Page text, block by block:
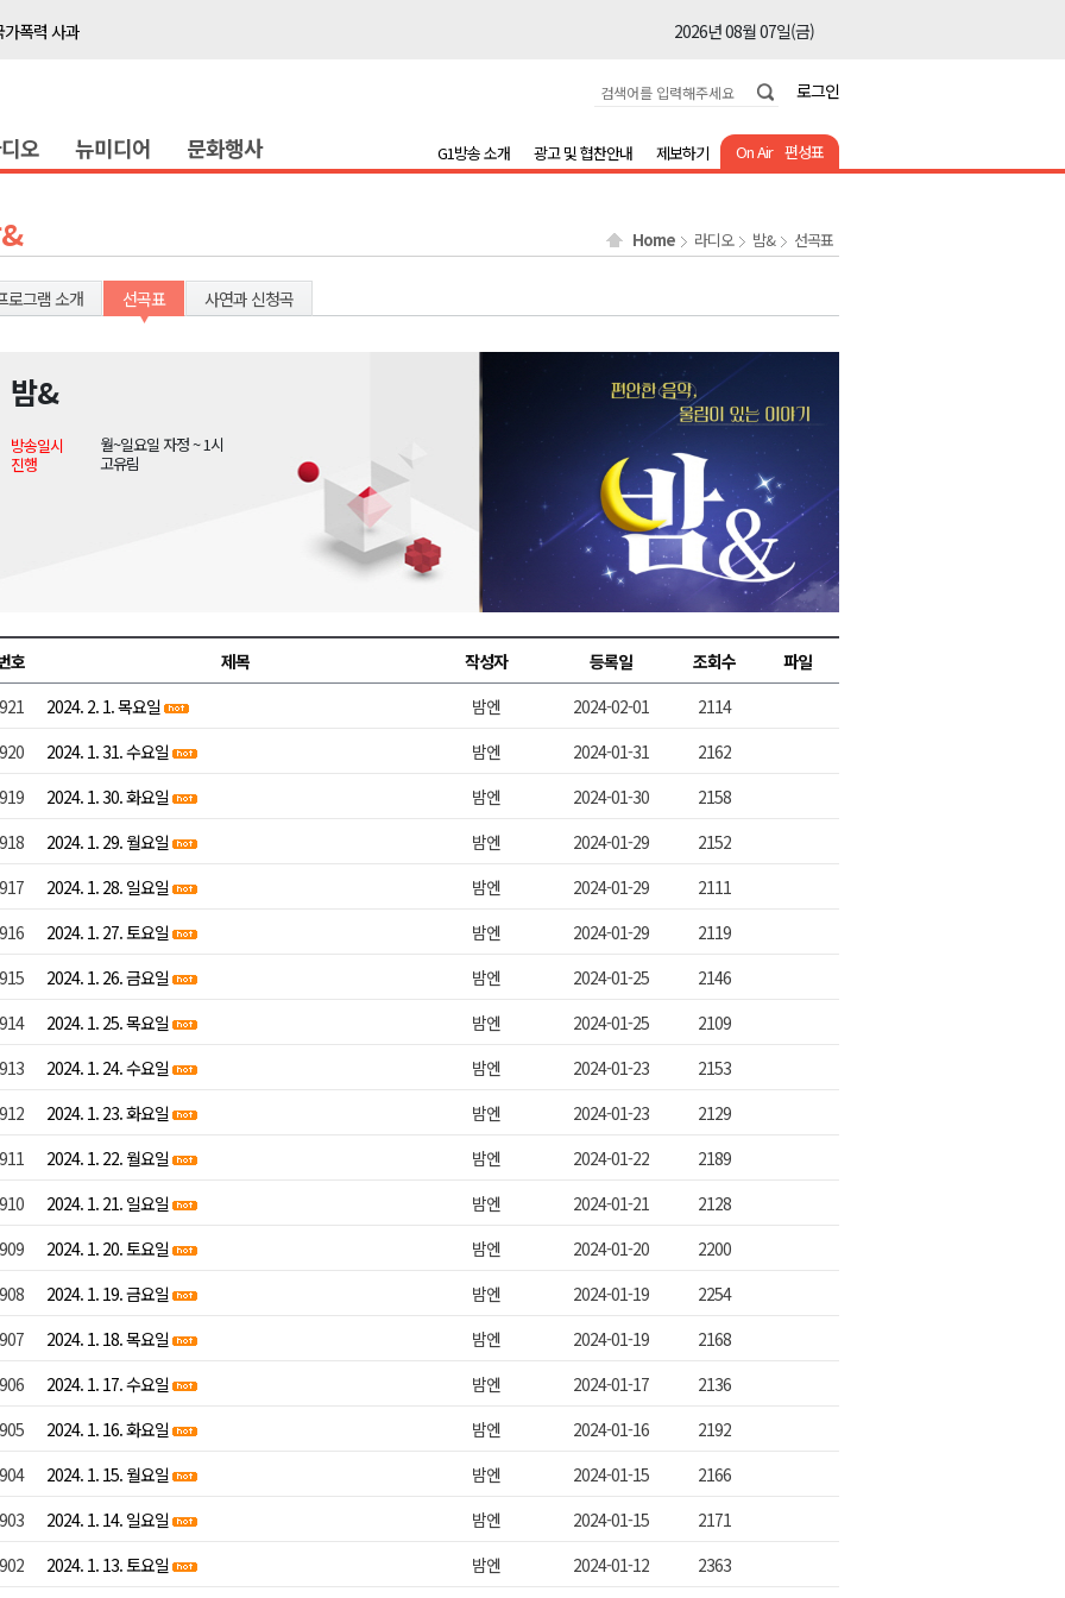
가폭력 사과
2026년 08월 07일(금)
2026년 08월 07일(금)
초청 특별 강연
2026년 08월 07일(금)
유치 건의
2026년 08월 07일(금)
공동체"
2026년 08월 07일(금)
폭력 사과
2026년 08월 07일(금)
목
2026년 08월 07일(금)
간담회
2026년 08월 07일(금)
2026년 08월 07일(금)
2026년 08월 07일(금)
2026년 08월 07일(금)
2026년 08월 07일(금)
2026년 08월 07일(금)
명 인사
2026년 08월 07일(금)
로그인
오 뉴미디어 문화행사 On Air 편성표
G1방송 소개 광고 및 협찬안내 제보하기
Home 라디오 밤& 선곡표
로그램 소개 선곡표 사연과 신청곡
밤&
방송일시
월~일요일 자정 ~ 1시
진행
고유림
호 제목 작성자 등록일 조회수
파일
921
2024. 2. 1. 목요일 밤엔 2024-02-01
2114
920
2024. 1. 31. 수요일 밤엔 2024-01-31
2162
919
2024. 1. 30. 화요일 밤엔 2024-01-30
2158
918
2024. 1. 29. 월요일 밤엔 2024-01-29
2152
917
2024. 1. 28. 일요일 밤엔 2024-01-29
2111
916
2024. 1. 27. 토요일 밤엔 2024-01-29
2119
915
2024. 1. 26. 금요일 밤엔 2024-01-25
2146
914
2024. 1. 25. 목요일 밤엔 2024-01-25
2109
913
2024. 1. 24. 수요일 밤엔 2024-01-23
2153
912
2024. 1. 23. 화요일 밤엔 2024-01-23
2129
911
2024. 1. 22. 월요일 밤엔 2024-01-22
2189
910
2024. 1. 21. 일요일 밤엔 2024-01-21
2128
909
2024. 1. 20. 토요일 밤엔 2024-01-20
2200
908
2024. 1. 19. 금요일 밤엔 2024-01-19
2254
907
2024. 1. 18. 목요일 밤엔 2024-01-19
2168
906
2024. 1. 17. 수요일 밤엔 2024-01-17
2136
905
2024. 1. 16. 화요일 밤엔 2024-01-16
2192
904
2024. 1. 15. 월요일 밤엔 2024-01-15
2166
903
2024. 1. 14. 일요일 밤엔 2024-01-15
2171
902
2024. 1. 13. 토요일 밤엔 2024-01-12 2363